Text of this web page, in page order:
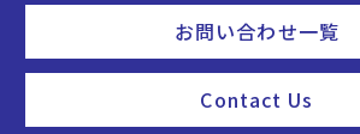
お問い合わせ一覧
Contact Us